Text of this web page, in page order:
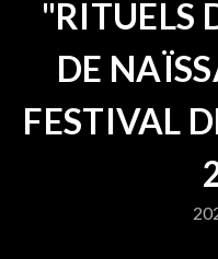
"RITUELS
DE
FESTIVAL